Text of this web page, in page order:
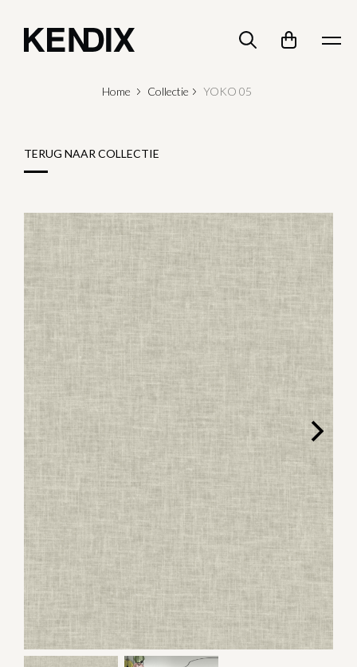
Home Collectie YOKO 05
TERUG NAAR COLLECTIE